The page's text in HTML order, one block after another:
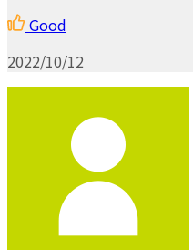
Good
2022/10/12